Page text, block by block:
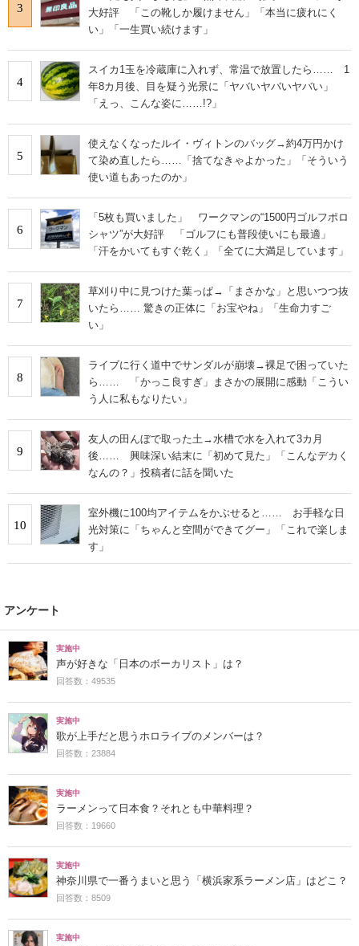
3
大好評 「この靴しか履けません」「本当に疲れにく
い」「一生買い続けます」
4
スイカ1玉を冷蔵庫に入れず、常温で放置したら…… 1
年8カ月後、目を疑う光景に「ヤバいヤバいヤバい」
「えっ、こんな姿に……!?」
5
使えなくなったルイ・ヴィトンのバッグ→約4万円かけ
て染め直したら……「捨てなきゃよかった」「そういう
使い道もあったのか」
6
「5枚も買いました」 ワークマンの“1500円ゴルフポロ
シャツ”が大好評 「ゴルフにも普段使いにも最適」
「汗をかいてもすぐ乾く」「全てに大満足しています」
7
草刈り中に見つけた葉っぱ→「まさかな」と思いつつ抜
いたら…… 驚きの正体に「お宝やね」「生命力すご
い」
8
ライブに行く道中でサンダルが崩壊→裸足で困っていた
ら…… 「かっこ良すぎ」まさかの展開に感動「こうい
う人に私もなりたい」
9
友人の田んぼで取った土→水槽で水を入れて3カ月
後…… 興味深い結末に「初めて見た」「こんなデカく
なんの？」投稿者に話を聞いた
10
室外機に100均アイテムをかぶせると…… お手軽な日
光対策に「ちゃんと空間ができてグー」「これで楽しま
す」
アンケート
実施中
声が好きな「日本のボーカリスト」は？
回答数：49535
実施中
歌が上手だと思うホロライブのメンバーは？
回答数：23884
実施中
ラーメンって日本食？それとも中華料理？
回答数：19660
実施中
神奈川県で一番うまいと思う「横浜家系ラーメン店」はどこ？
回答数：8509
実施中